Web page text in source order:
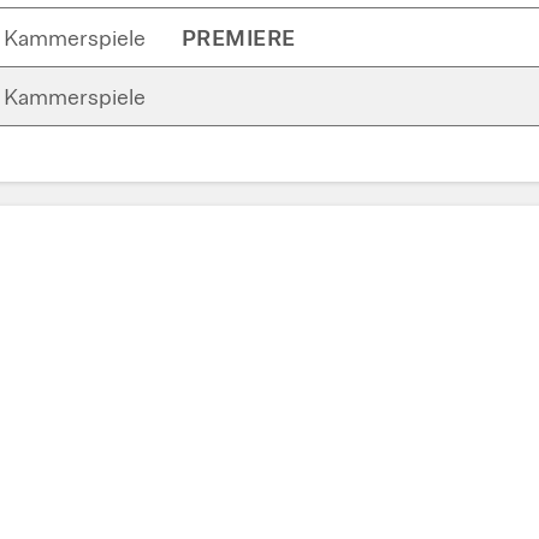
Kammerspiele
PREMIERE
Kammerspiele